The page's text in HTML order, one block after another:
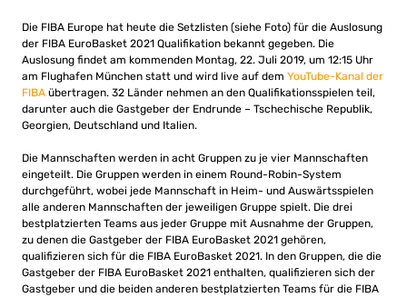
Die FIBA ​​Europe hat heute die Setzlisten (siehe Foto) für die Auslosung
der FIBA ​​EuroBasket 2021 Qualifikation bekannt gegeben. Die
Auslosung findet am kommenden Montag, 22. Juli 2019, um 12:15 Uhr
am Flughafen München statt und wird live auf dem YouTube-Kanal der
FIBA übertragen. 32 Länder nehmen an den Qualifikationsspielen teil,
darunter auch die Gastgeber der Endrunde – Tschechische Republik,
Georgien, Deutschland und Italien.
Die Mannschaften werden in acht Gruppen zu je vier Mannschaften
eingeteilt. Die Gruppen werden in einem Round-Robin-System
durchgeführt, wobei jede Mannschaft in Heim- und Auswärtsspielen
alle anderen Mannschaften der jeweiligen Gruppe spielt. Die drei
bestplatzierten Teams aus jeder Gruppe mit Ausnahme der Gruppen,
zu denen die Gastgeber der FIBA ​​EuroBasket 2021 gehören,
qualifizieren sich für die FIBA ​​EuroBasket 2021. In den Gruppen, die die
Gastgeber der FIBA ​​EuroBasket 2021 enthalten, qualifizieren sich der
Gastgeber und die beiden anderen bestplatzierten Teams für die FIBA ​​